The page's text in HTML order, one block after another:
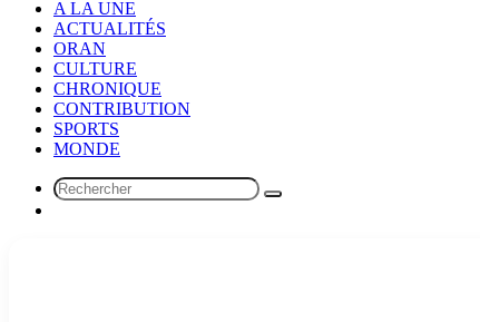
A LA UNE
ACTUALITÉS
ORAN
CULTURE
CHRONIQUE
CONTRIBUTION
SPORTS
MONDE
Rechercher